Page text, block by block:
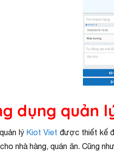
dụng quản
lý Kiot Viet được thiết kế
nhà hàng, quán ăn. Cũng